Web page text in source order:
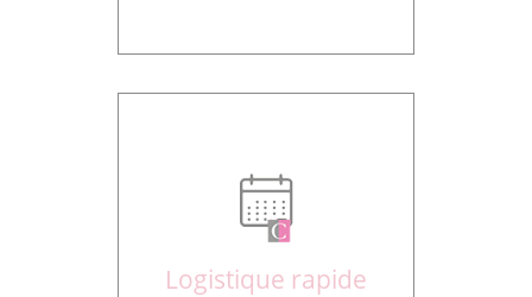
Logistique rapide